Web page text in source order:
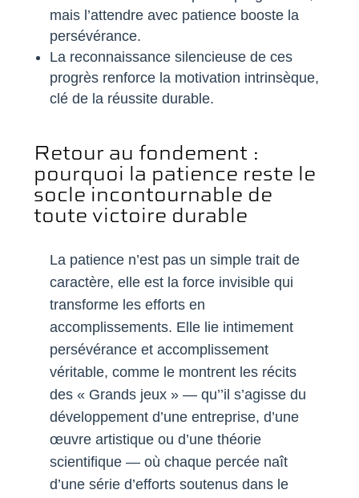
mais l’attendre avec patience booste la
persévérance.
La reconnaissance silencieuse de ces
progrès renforce la motivation intrinsèque,
clé de la réussite durable.
Retour au fondement :
pourquoi la patience reste le
socle incontournable de
toute victoire durable
La patience n’est pas un simple trait de
caractère, elle est la force invisible qui
transforme les efforts en
accomplissements. Elle lie intimement
persévérance et accomplissement
véritable, comme le montrent les récits
des « Grands jeux » — qu’’il s’agisse du
développement d’une entreprise, d’une
œuvre artistique ou d’une théorie
scientifique — où chaque percée naît
d’une série d’efforts soutenus dans le